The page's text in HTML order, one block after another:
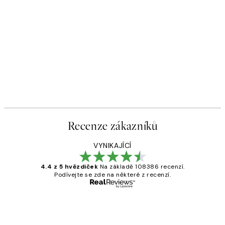
Recenze zákazníků
VYNIKAJÍCÍ
4.4 z 5 hvězdiček Na základě 108386 recenzí.
Podívejte se zde na některé z recenzí.